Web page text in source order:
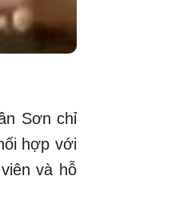
Sơn chỉ
hợp với
và hỗ